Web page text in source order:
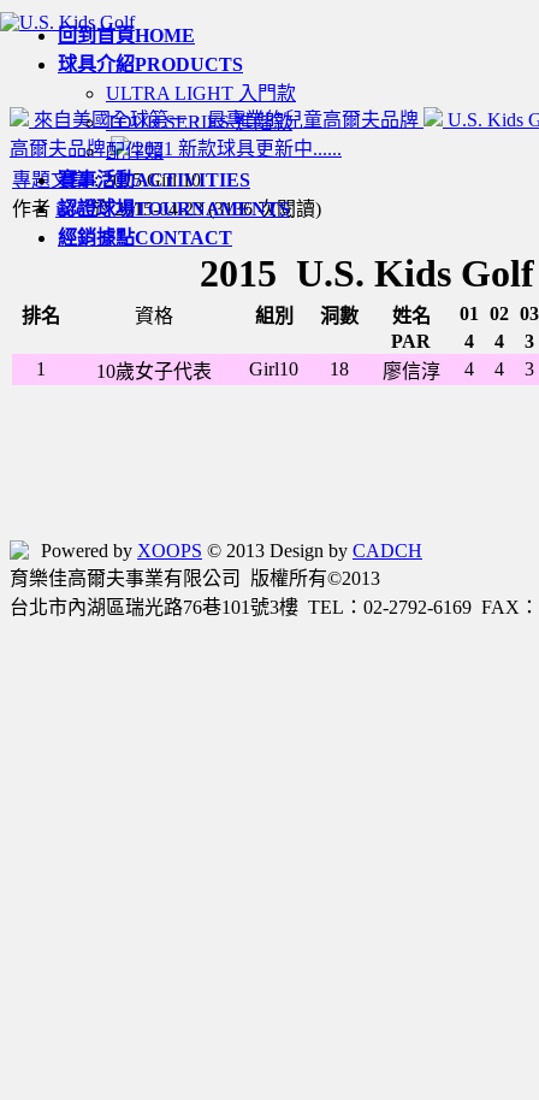
回到首頁HOME
球具介紹PRODUCTS
ULTRA LIGHT 入門款
TOUR SERIES 進階款
配件類
賽事活動ACTIVITIES
認證球場TOURNAMENTS
經銷據點CONTACT
來自美國全球第一，最專業的兒童高爾夫品牌
U.S. Kids
高爾夫品牌
2021 新款球具更新中......
專題文章: 2015 Girl 10
作者 info 於 2015-04-23(3136 次閱讀)
2015 U.S. Kids
排名 資格 組別 洞數 姓名 01 02 03
PAR
4 4
3
1
10歲女子代表 Girl10 18 廖信淳 4 4 3
Powered by XOOPS © 2013 Design by CADCH
育樂佳高爾夫事業有限公司 版權所有©2013
台北市內湖區瑞光路76巷101號3樓 TEL：02-2792-6169 FAX：